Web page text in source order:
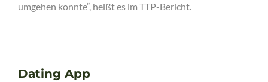
umgehen konnte“, heißt es im TTP-Bericht.
Dating App